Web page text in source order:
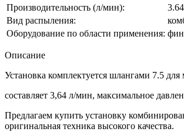
Производительность (л/мин):
3.64
Вид распыления:
Оборудование по области применения:
Описание
Установка комплектуется шлангами 7.5
составляет 3,64 л/мин, максимальное
Предлагаем купить установку
оригинальная техника высокого качества.